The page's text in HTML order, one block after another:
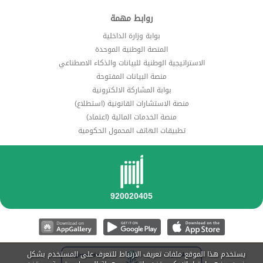
روابط مهمة
بوابة وزارة الداخلية
المنصة الوطنية الموحدة
الاستراتيجية الوطنية للبيانات والذكاء الاصطناعي
منصة البيانات المفتوحة
بوابة المشاركة الالكترونية
منصة الاستشارات القانونية (استطلاع)
منصة الخدمات المالية (اعتماد)
تطبيقات الهاتف المحمول الحكومية
يستخدم هذا الموقع ملفات تعريف الارتباط للتعرف على المستخدم بشكل